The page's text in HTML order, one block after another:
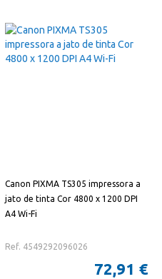
Canon PIXMA TS305 impressora a
jato de tinta Cor 4800 x 1200 DPI
A4 Wi-Fi
Ref. 4549292096026
72,91 €